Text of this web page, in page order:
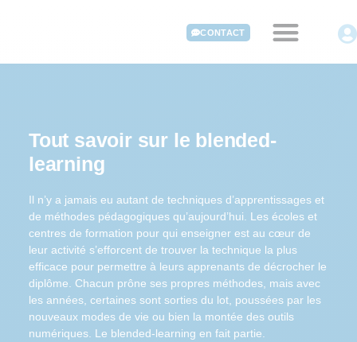
CONTACT
Tout savoir sur le blended-
learning
Il n’y a jamais eu autant de techniques d’apprentissages et
de méthodes pédagogiques qu’aujourd’hui. Les écoles et
centres de formation pour qui enseigner est au cœur de
leur activité s’efforcent de trouver la technique la plus
efficace pour permettre à leurs apprenants de décrocher le
diplôme. Chacun prône ses propres méthodes, mais avec
les années, certaines sont sorties du lot, poussées par les
nouveaux modes de vie ou bien la montée des outils
numériques. Le blended-learning en fait partie.